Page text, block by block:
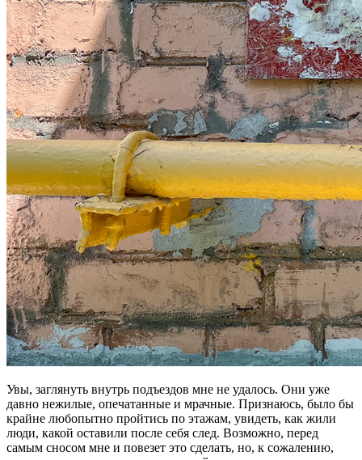
Увы, заглянуть внутрь подъездов мне не удалось. Они уже
давно нежилые, опечатанные и мрачные. Признаюсь, было бы
крайне любопытно пройтись по этажам, увидеть, как жили
люди, какой оставили после себя след. Возможно, перед
самым сносом мне и повезет это сделать, но, к сожалению,